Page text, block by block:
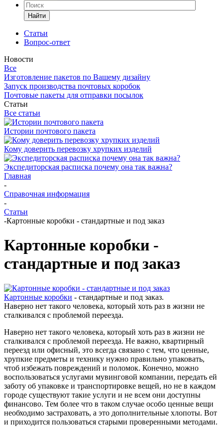
Найти
Статьи
Вопрос-ответ
Новости
Все
Изготовление пакетов по Вашему дизайну
Запуск производства почтовых коробок
Почтовые пакеты для отправки посылок
Статьи
Все статьи
Истории почтового пакета
Кому доверить перевозку хрупких изделий
Экспедиторская расписка почему она так важна?
Главная
-
Справочная информация
-
Статьи
-Картонные коробки - стандартные и под заказ
Картонные коробки -
стандартные и под заказ
Картонные коробки - стандартные и под заказ.
Наверно нет такого человека, который хоть раз в жизни не
сталкивался с проблемой переезда.
Наверно нет такого человека, который хоть раз в жизни не
сталкивался с проблемой переезда. Не важно, квартирный
переезд или офисный, это всегда связано с тем, что ценные,
хрупкие предметы и технику нужно правильно упаковать,
чтоб избежать повреждений и поломок. Конечно, можно
воспользоваться услугами мувинговой компании, передать ей
заботу об упаковке и транспортировке вещей, но не в каждом
городе существуют такие услуги и не всем они доступны
финансово. Тем более что в таком случае особо ценные вещи
необходимо застраховать, а это дополнительные хлопоты. Вот
и приходится пользоваться старыми проверенными методами.